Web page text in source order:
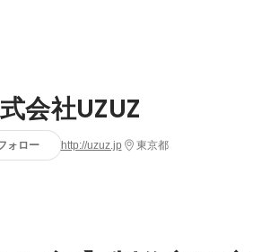
会社UZUZ
ォロー http://uzuz.jp 東京都